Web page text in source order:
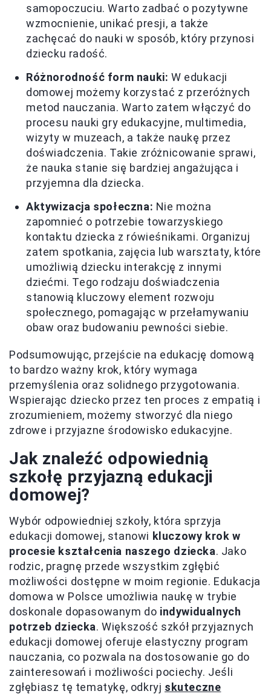
samopoczuciu. Warto zadbać o pozytywne
wzmocnienie, unikać presji, a także
zachęcać do nauki w sposób, który przynosi
dziecku radość.
Różnorodność form nauki: W edukacji
domowej możemy korzystać z przeróżnych
metod nauczania. Warto zatem włączyć do
procesu nauki gry edukacyjne, multimedia,
wizyty w muzeach, a także naukę przez
doświadczenia. Takie zróżnicowanie sprawi,
że nauka stanie się bardziej angażująca i
przyjemna dla dziecka.
Aktywizacja społeczna: Nie można
zapomnieć o potrzebie towarzyskiego
kontaktu dziecka z rówieśnikami. Organizuj
zatem spotkania, zajęcia lub warsztaty, które
umożliwią dziecku interakcję z innymi
dziećmi. Tego rodzaju doświadczenia
stanowią kluczowy element rozwoju
społecznego, pomagając w przełamywaniu
obaw oraz budowaniu pewności siebie.
Podsumowując, przejście na edukację domową
to bardzo ważny krok, który wymaga
przemyślenia oraz solidnego przygotowania.
Wspierając dziecko przez ten proces z empatią i
zrozumieniem, możemy stworzyć dla niego
zdrowe i przyjazne środowisko edukacyjne.
Jak znaleźć odpowiednią
szkołę przyjazną edukacji
domowej?
Wybór odpowiedniej szkoły, która sprzyja
edukacji domowej, stanowi kluczowy krok w
procesie kształcenia naszego dziecka. Jako
rodzic, pragnę przede wszystkim zgłębić
możliwości dostępne w moim regionie. Edukacja
domowa w Polsce umożliwia naukę w trybie
doskonale dopasowanym do indywidualnych
potrzeb dziecka. Większość szkół przyjaznych
edukacji domowej oferuje elastyczny program
nauczania, co pozwala na dostosowanie go do
zainteresowań i możliwości pociechy. Jeśli
zgłębiasz tę tematykę, odkryj skuteczne